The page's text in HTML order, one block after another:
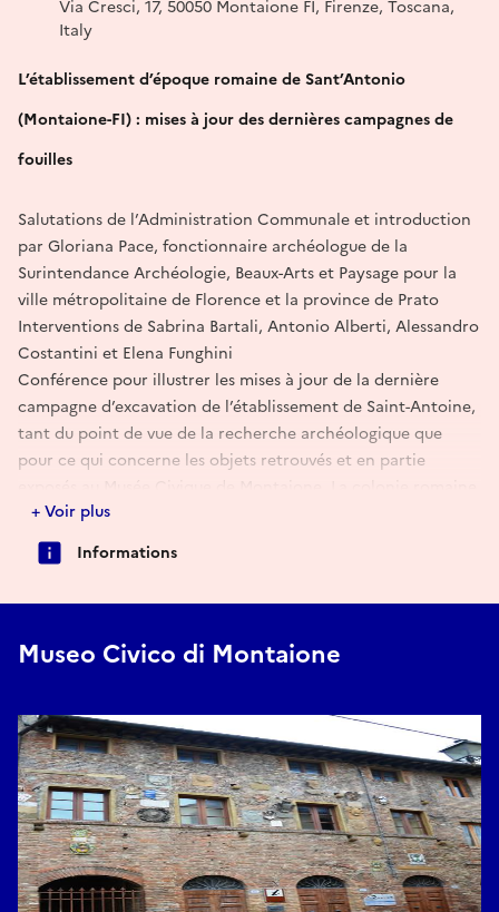
Via Cresci, 17, 50050 Montaione FI, Firenze, Toscana,
Italy
L’établissement d’époque romaine de Sant’Antonio
(Montaione-FI) : mises à jour des dernières campagnes de
fouilles
Salutations de l’Administration Communale et introduction
par Gloriana Pace, fonctionnaire archéologue de la
Surintendance Archéologie, Beaux-Arts et Paysage pour la
ville métropolitaine de Florence et la province de Prato
Interventions de Sabrina Bartali, Antonio Alberti, Alessandro
Costantini et Elena Funghini
Conférence pour illustrer les mises à jour de la dernière
campagne d’excavation de l’établissement de Saint-Antoine,
tant du point de vue de la recherche archéologique que
pour ce qui concerne les objets retrouvés et en partie
de Sant’Antonio se présente aujourd’hui ainsi articulée : un
complexe thermal, une zone productive, une zone
résidentielle et une entrée couverte ; elle date du Ier au IVe
l’articulation planimétrique de la zone résidentielle
résidentielles et le vestibule d’entrée dans des sites attribués
à la catégorie des mansiones, pourraient laisser penser que
le site de Sant’Antonio est une station d’arrêt, pas
nécessairement étatique, mais partie d’un espace privé,
d’une villa ou d’un terrain agricole appartenant à un riche
commanditaire.
+ Voir plus
Informations
Museo Civico di Montaione